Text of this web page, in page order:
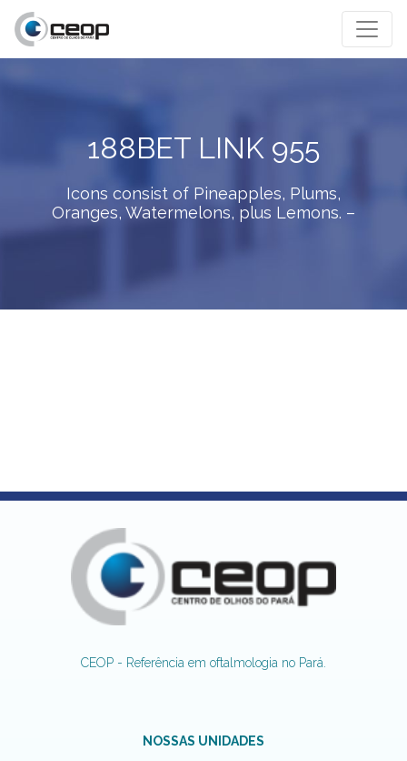
188BET LINK 955
Icons consist of Pineapples, Plums,
Oranges, Watermelons, plus Lemons. –
CEOP - Referência em oftalmologia no Pará.
NOSSAS UNIDADES